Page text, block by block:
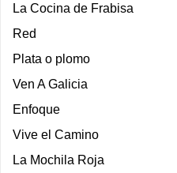
La Cocina de Frabisa
Red
Plata o plomo
Ven A Galicia
Enfoque
Vive el Camino
La Mochila Roja